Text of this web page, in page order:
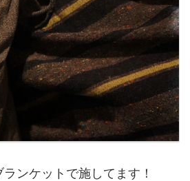
ンケットで施してます！